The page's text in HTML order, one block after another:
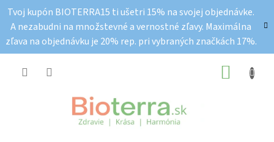
obsah
Tvoj kupón BIOTERRA15 ti ušetri 15% na svojej objednávke.
A nezabudni na množstevné a vernostné zľavy. Maximálna
zľava na objednávku je 20% rep. pri vybraných značkách 17%.